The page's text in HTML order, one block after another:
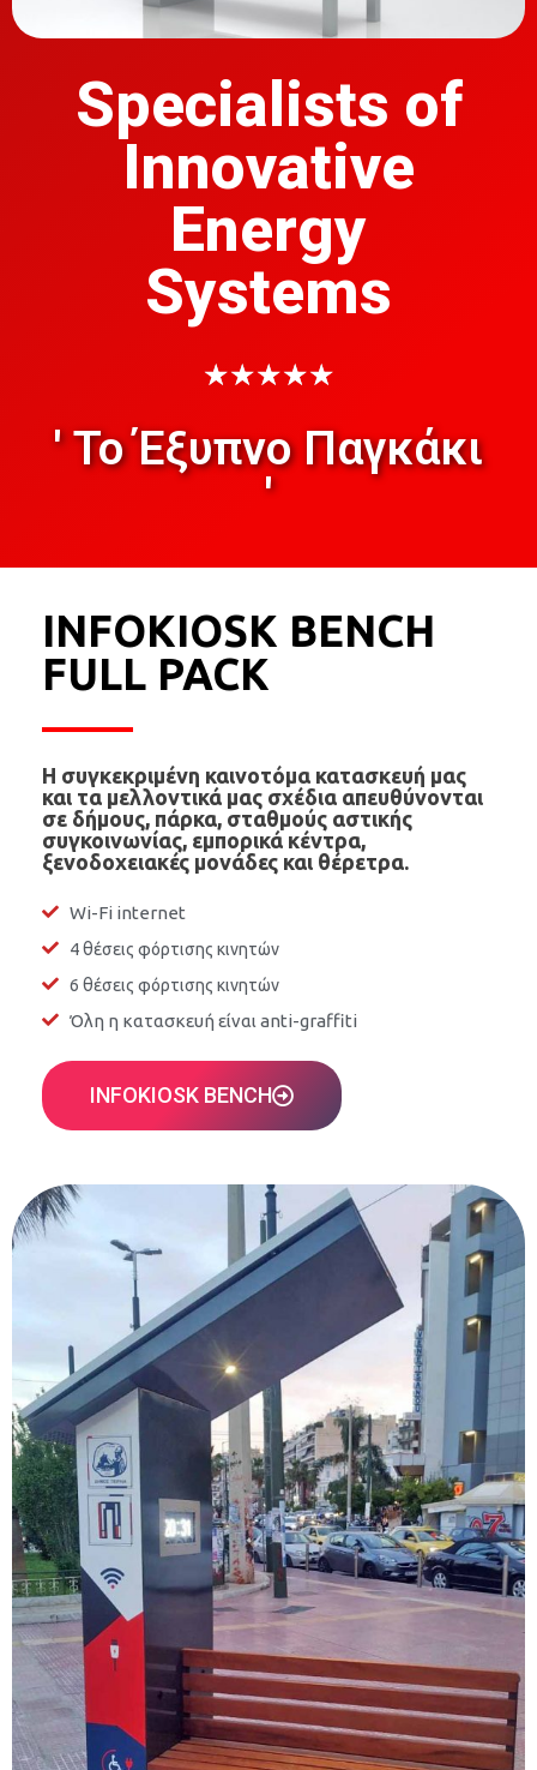
Specialists of
Innovative
Energy
Systems
★★★★★
' Το Έξυπνο Παγκάκι
'
INFOKIOSK BENCH
FULL PACK
Η συγκεκριμένη καινοτόμα κατασκευή μας
και τα μελλοντικά μας σχέδια απευθύνονται
σε δήμους, πάρκα, σταθμούς αστικής
συγκοινωνίας, εμπορικά κέντρα,
ξενοδοχειακές μονάδες και θέρετρα.
Wi-Fi internet
4 θέσεις φόρτισης κινητών
6 θέσεις φόρτισης κινητών
Όλη η κατασκευή είναι anti-graffiti
INFOKIOSK BENCH